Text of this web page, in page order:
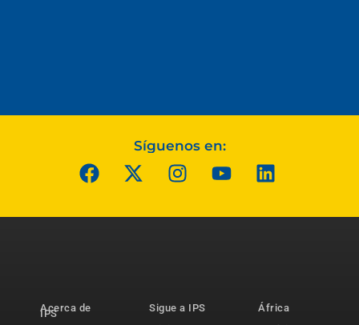
Síguenos en:
Acerca de
IPS
Sigue a IPS
África